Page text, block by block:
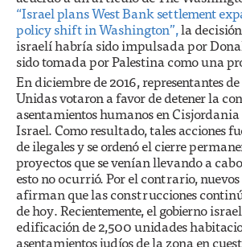
“Israel plans West Bank settlement
policy shift in Washington”,la
israelí habría sido impulsada por
sido tomada por Palestina como una
En diciembre de 2016, representantes
Unidas votaron a favor de detener la
asentamientos humanos en
Israel. Como resultado, tales acciones
de ilegales y se ordenó el cierre
proyectos que se venían llevando a cabo
esto no ocurrió. Por el contrario,
afirman que las construcciones
de hoy. Recientemente, el gobierno
edificación de 2,500 unidades
asentamientos judíos de la zona en